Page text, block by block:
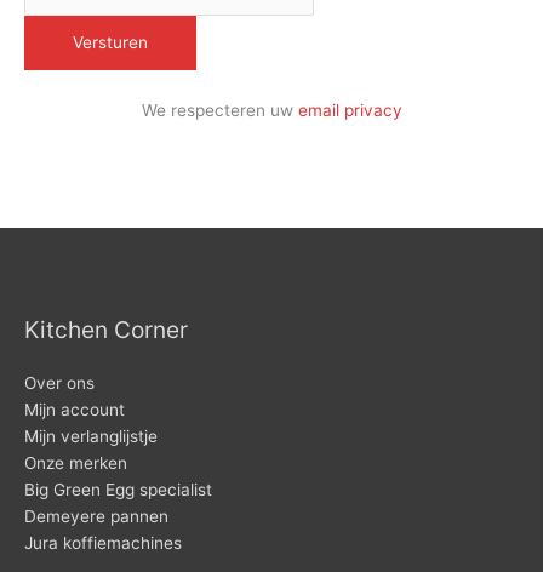
We respecteren uw email privacy
Kitchen Corner
Over ons
Mijn account
Mijn verlanglijstje
Onze merken
Big Green Egg specialist
Demeyere pannen
Jura koffiemachines